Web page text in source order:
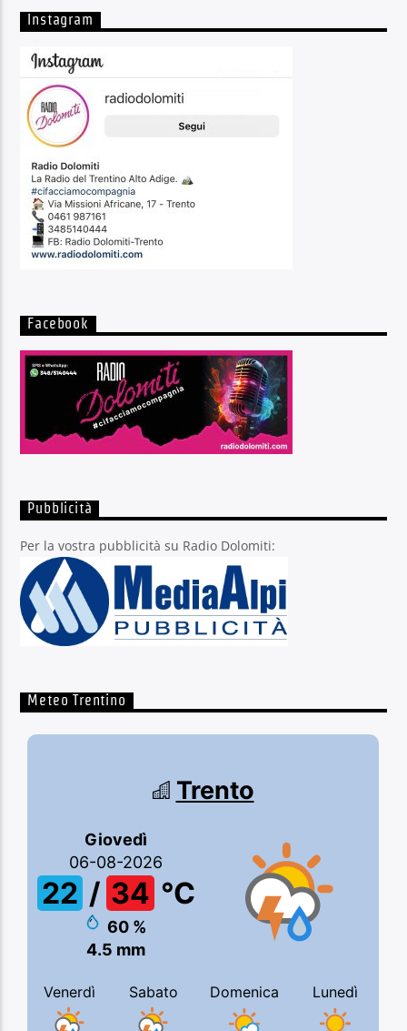
Instagram
Facebook
Pubblicità
Per la vostra pubblicità su Radio Dolomiti:
Meteo Trentino